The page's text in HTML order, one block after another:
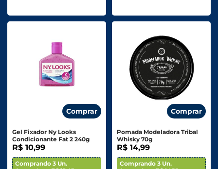
Comprar
Gel Fixador Ny Looks
Condicionante Fat 2 240g
R$ 10,99
Comprando 3 Un.
Comprar
Pomada Modeladora Tribal
Whisky 70g
R$ 14,99
Comprando 3 Un.